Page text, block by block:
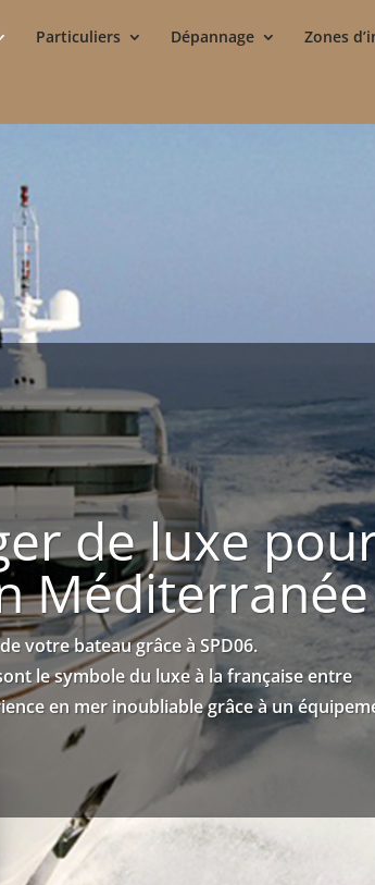
Particuliers Dépannage Zones
de luxe
Méditerranée
votre bateau grâce à SPD06.
le symbole du luxe à la française entre
en mer inoubliable grâce à un